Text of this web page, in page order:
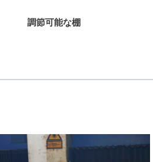
調節可能な棚